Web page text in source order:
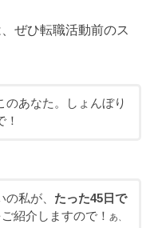
ぜひ転職活動前のス
のあなた。しょんぼり
！
私が、 たった45日で
紹介しますので！ あ、